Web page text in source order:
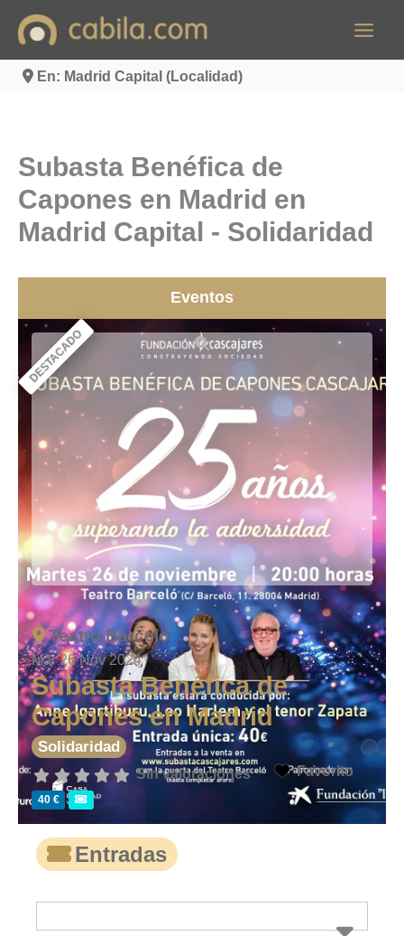
contenido
En: Madrid Capital (Localidad)
Subasta Benéfica de
Capones en Madrid en
Madrid Capital - Solidaridad
Eventos
DESTACADO
Teatro Barcelo
Mar 26 Nov 2024
Subasta Benéfica de
Capones en Madrid
Solidaridad
Sin valoraciones Favorito
40 €
Entradas